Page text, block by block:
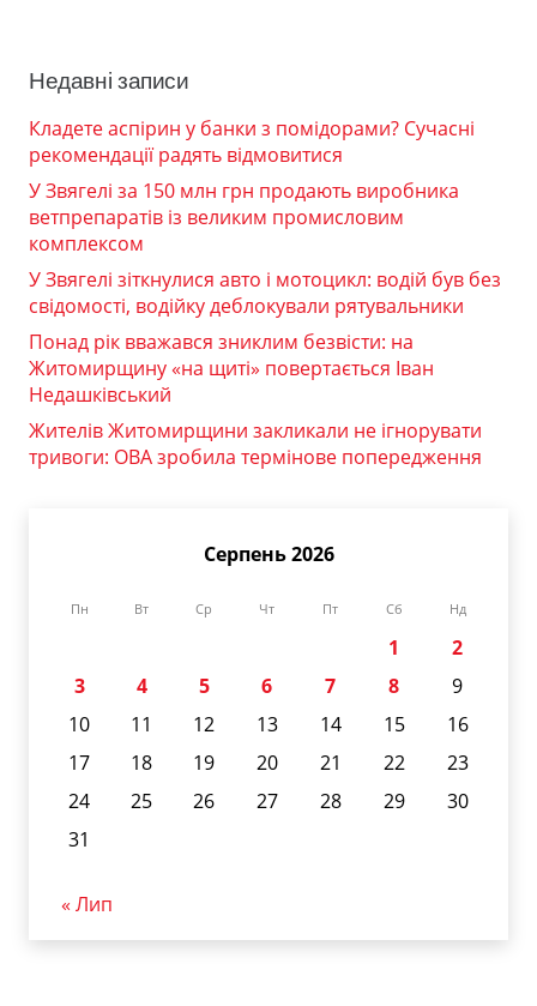
Недавні записи
Кладете аспірин у банки з помідорами? Сучасні
рекомендації радять відмовитися
У Звягелі за 150 млн грн продають виробника
ветпрепаратів із великим промисловим
комплексом
У Звягелі зіткнулися авто і мотоцикл: водій був без
свідомості, водійку деблокували рятувальники
Понад рік вважався зниклим безвісти: на
Житомирщину «на щиті» повертається Іван
Недашківський
Жителів Житомирщини закликали не ігнорувати
тривоги: ОВА зробила термінове попередження
Серпень 2026
Пн Вт Ср Чт Пт Сб Нд
1
2
3
4 5 6 7 8
9
10
11 12 13 14 15
16
17
18 19 20 21 22
23
24
25 26 27 28 29
30
31
« Лип